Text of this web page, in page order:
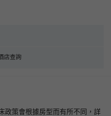
店查詢
政策會根據房型而有所不同，詳